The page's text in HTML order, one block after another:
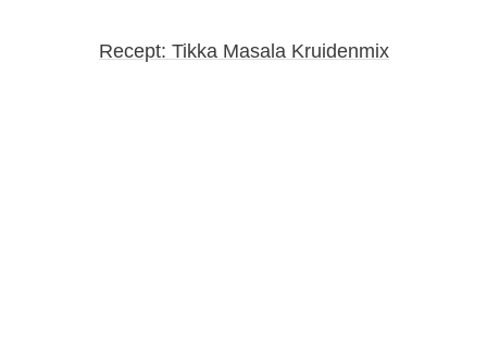
Recept: Tikka Masala Kruidenmix